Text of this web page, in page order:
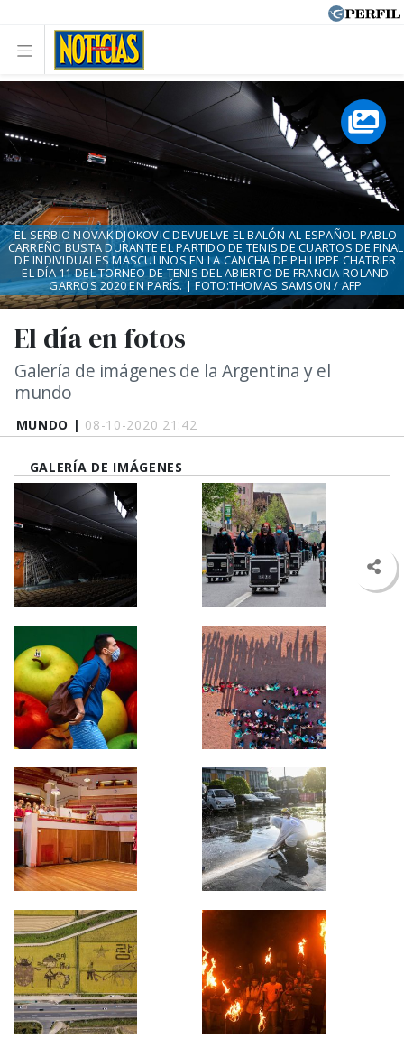
MUNDO | 08-10-2020 21:42
El día en fotos
Galería de imágenes de la Argentina y el
mundo
EL SERBIO NOVAK DJOKOVIC DEVUELVE EL BALÓN AL ESPAÑOL PABLO
CARREÑO BUSTA DURANTE EL PARTIDO DE TENIS DE CUARTOS DE FINAL
DE INDIVIDUALES MASCULINOS EN LA CANCHA DE PHILIPPE CHATRIER
EL DÍA 11 DEL TORNEO DE TENIS DEL ABIERTO DE FRANCIA ROLAND
GARROS 2020 EN PARÍS. | FOTO:THOMAS SAMSON / AFP
GALERÍA DE IMÁGENES